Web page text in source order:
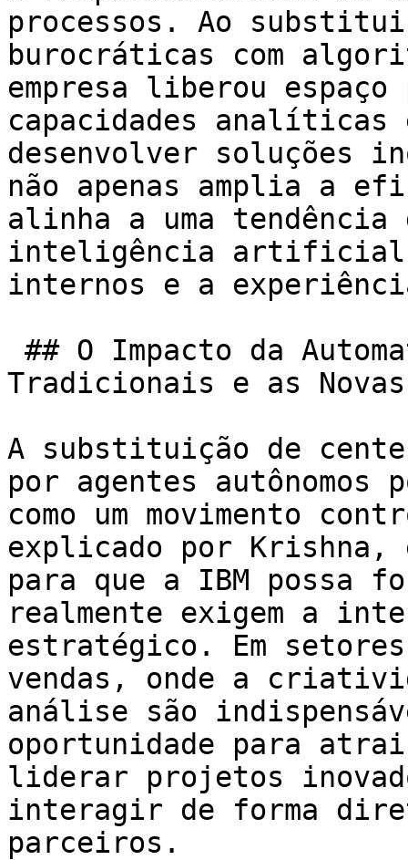
processos. Ao
burocráticas com
empresa liberou
capacidades analíticas
desenvolver soluções
não apenas amplia a
alinha a uma
inteligência artificial
internos e a
Tradicionais e as Novas
A substituição de
por agentes
como um movimento
explicado por Krishna,
para que a IBM possa
realmente exigem a
estratégico. Em setores
vendas, onde a
análise são
oportunidade para
liderar projetos
interagir de forma
parceiros.